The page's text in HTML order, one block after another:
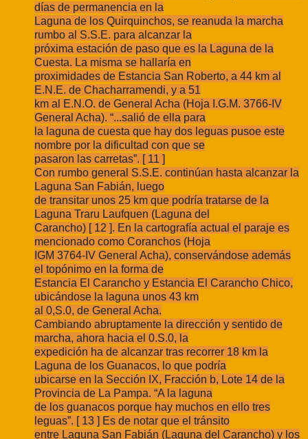
días de permanencia en la
Laguna de los Quirquinchos, se reanuda la marcha
rumbo al S.S.E. para alcanzar la
próxima estación de paso que es la Laguna de la
Cuesta. La misma se hallaría en
proximidades de Estancia San Roberto, a 44 km al
E.N.E. de Chacharramendi, y a 51
km al E.N.O. de General Acha (Hoja I.G.M. 3766-IV
General Acha). “...salió de ella para
la laguna de cuesta que hay dos leguas pusoe este
nombre por la dificultad con que se
pasaron las carretas”. [ 11 ]
Con rumbo general S.S.E. continúan hasta alcanzar la
Laguna San Fabián, luego
de transitar unos 25 km que podría tratarse de la
Laguna Traru Laufquen (Laguna del
Carancho) [ 12 ]. En la cartografía actual el paraje es
mencionado como Coranchos (Hoja
IGM 3764-IV General Acha), conservándose además
el topónimo en la forma de
Estancia El Carancho y Estancia El Carancho Chico,
ubicándose la laguna unos 43 km
al 0,S.0, de General Acha.
Cambiando abruptamente la dirección y sentido de
marcha, ahora hacia el 0.S.0, la
expedición ha de alcanzar tras recorrer 18 km la
Laguna de los Guanacos, lo que podría
ubicarse en la Sección IX, Fracción b, Lote 14 de la
Provincia de La Pampa. “A la laguna
de los guanacos porque hay muchos en ello tres
leguas”. [ 13 ] Es de notar que el tránsito
entre Laguna San Fabián (Laguna del Carancho) y los